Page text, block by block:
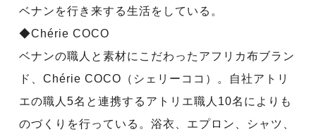
ベナンを行き来する生活をしている。
◆Chérie COCO
ベナンの職人と素材にこだわったアフリカ布ブラン
ド、Chérie COCO（シェリーココ）。自社アトリ
エの職人5名と連携するアトリエ職人10名によりも
のづくりを行っている。浴衣、エプロン、シャツ、